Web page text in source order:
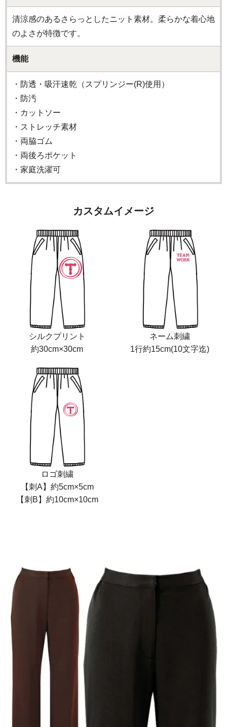
清涼感のあるさらっとしたニット素材。柔らかな着心地
のよさが特徴です。
機能
・防透・吸汗速乾（スプリンジー(R)使用）
・防汚
・カットソー
・ストレッチ素材
・両脇ゴム
・両後ろポケット
・家庭洗濯可
カスタムイメージ
シルクプリント
約30cm×30cm
ネーム刺繍
1行約15cm(10文字迄)
ロゴ刺繍
【刺A】約5cm×5cm
【刺B】約10cm×10cm